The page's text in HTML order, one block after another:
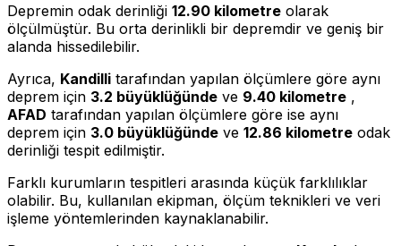
Depremin odak derinliği 12.90 kilometre olarak
ölçülmüştür. Bu orta derinlikli bir depremdir ve geniş bir
alanda hissedilebilir.
Ayrıca, Kandilli tarafından yapılan ölçümlere göre aynı
deprem için 3.2 büyüklüğünde ve 9.40 kilometre ,
AFAD tarafından yapılan ölçümlere göre ise aynı
deprem için 3.0 büyüklüğünde ve 12.86 kilometre odak
derinliği tespit edilmiştir.
Farklı kurumların tespitleri arasında küçük farklılıklar
olabilir. Bu, kullanılan ekipman, ölçüm teknikleri ve veri
işleme yöntemlerinden kaynaklanabilir.